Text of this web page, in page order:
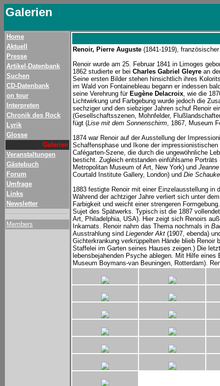
Galerien
Home
Aktuell
Presse
Artikel-Datenbank
Suchen
CD-Datenbank
on tour
Interpreten
Chronik des Rock
Lyrik
Glosse
Galerien
Veranstaltungen
Gästebuch
Forum
Umfrage
Links
Newsletter
Members
Renoir, Pierre Auguste (1841-1919),
Renoir wurde am 25. Februar 1841 in Limoges
1862 studierte er bei Charles Gabriel Gleyre an
Seine ersten Bilder stehen hinsichtlich ihres
im Wald von Fontainebleau begann er indessen
seine Verehrung für Eugène Delacroix, wie die
Lichtwirkung und Farbgebung wurde jedoch die
sechziger und den siebziger Jahren schuf Renoir
(Gesellschaftsszenen, Mohnfelder,
fügt (Lise mit dem Sonnenschirm, 1867, Museum
1874 war Renoir auf der Ausstellung der
Schaffensphase und Ikone der
Cafégarten-Szene, die durch die ungewöhnliche
besticht. Zugleich entstanden einfühlsame
Metropolitan Museum of Art, New York) und
Courtald Institute Gallery, London) und Die
1883 festigte Renoir mit einer Einzelausstellung in
Während der achtziger Jahre verliert sich unter
Farbigkeit und weicht einer strengeren
Sujet des Spätwerks. Typisch ist die 1887
Art, Philadelphia, USA). Hier zeigt sich Renoirs
Inkarnats. Renoir nahm das Thema nochmals in
Ausstrahlung sind Liegender Akt (1907, ebenda)
Gichterkrankung verkrüppelten Hände blieb
Staffelei im Garten seines Hauses zeigen.) Die
lebensbejahenden Psyche ablegen. Mit Hilfe
Museum Boymans-van Beuningen, Rotterdam).